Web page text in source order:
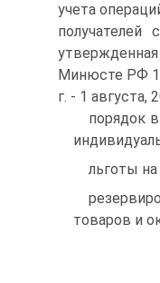
учета
Минюсте РФ
г. - 1 августа,
порядок
льготы
товаров и